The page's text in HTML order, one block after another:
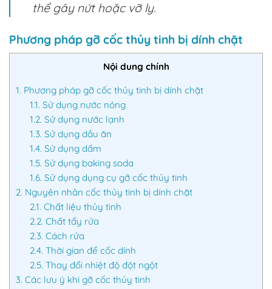
thể gây nứt hoặc vỡ ly.
Phương pháp gỡ cốc thủy tinh bị dính chặt
Nội dung chính
1. Phương pháp gỡ cốc thủy tinh bị dính chặt
1.1. Sử dụng nước nóng
1.2. Sử dụng nước lạnh
1.3. Sử dụng dầu ăn
1.4. Sử dụng dấm
1.5. Sử dụng baking soda
1.6. Sử dụng dụng cụ gỡ cốc thủy tinh
2. Nguyên nhân cốc thủy tinh bị dính chặt
2.1. Chất liệu thủy tinh
2.2. Chất tẩy rửa
2.3. Cách rửa
2.4. Thời gian để cốc dính
2.5. Thay đổi nhiệt độ đột ngột
3. Các lưu ý khi gỡ cốc thủy tinh